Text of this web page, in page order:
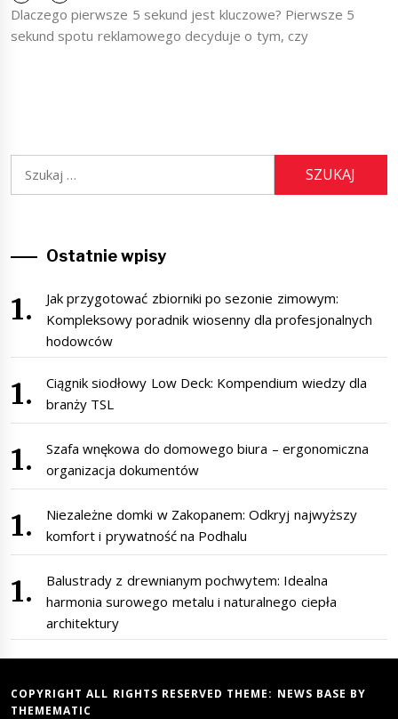
Dlaczego pierwsze 5 sekund jest kluczowe? Pierwsze 5
sekund spotu reklamowego decyduje o tym, czy
Szukaj:
Ostatnie wpisy
Jak przygotować zbiorniki po sezonie zimowym:
Kompleksowy poradnik wiosenny dla profesjonalnych
hodowców
Ciągnik siodłowy Low Deck: Kompendium wiedzy dla
branży TSL
Szafa wnękowa do domowego biura – ergonomiczna
organizacja dokumentów
Niezależne domki w Zakopanem: Odkryj najwyższy
komfort i prywatność na Podhalu
Balustrady z drewnianym pochwytem: Idealna
harmonia surowego metalu i naturalnego ciepła
architektury
COPYRIGHT ALL RIGHTS RESERVED THEME: NEWS BASE BY
THEMEMATIC